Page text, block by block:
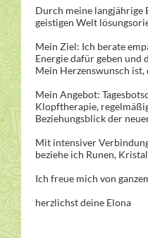
Durch meine langjährige
geistigen Welt
Mein Ziel: Ich berate
Energie dafür geben und
Mein Herzenswunsch ist,
Mein Angebot:
Klopftherapie,
Beziehungsblick der
Mit intensiver
beziehe ich Runen,
Ich freue mich von
herzlichst deine Elona